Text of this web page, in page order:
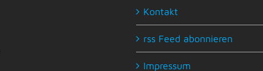
Kontakt
rss Feed abonnieren
Impressum